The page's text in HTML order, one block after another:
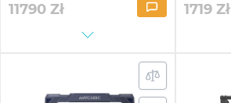
11790 Zł 1719 Zł